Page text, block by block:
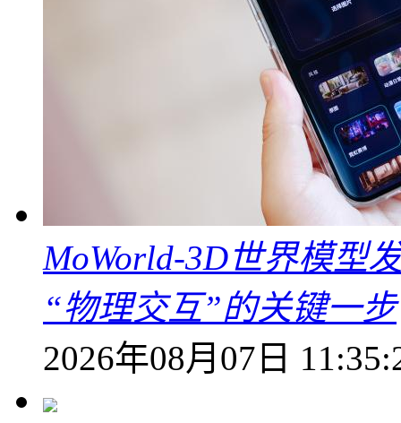
MoWorld-3D世界模型
“物理交互”的关键一步
2026年08月07日